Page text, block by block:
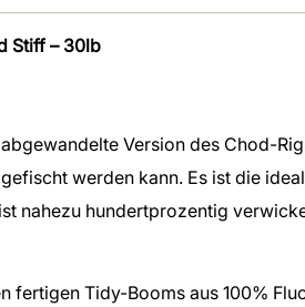
Stiff – 30lb
Version des Chod-
werden kann. Es ist die
nahezu hundertprozentig
fertigen Tidy-Booms aus 100%